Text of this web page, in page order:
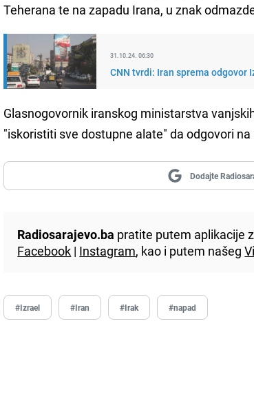
Teherana te na zapadu Irana, u znak
31.10.24. 06:30
CNN tvrdi: Iran sprema odgovor
Glasnogovornik iranskog ministarstva
"iskoristiti sve dostupne alate" da odgovori
Dodajte
Radiosarajevo.ba pratite putem aplikacije
Facebook | Instagram, kao i putem našeg
#Izrael #Iran #Irak #napad